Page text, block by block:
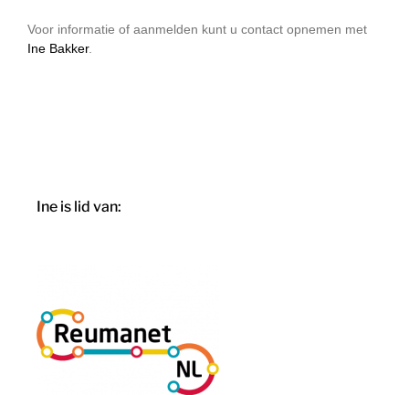
Voor informatie of aanmelden kunt u contact opnemen met
Ine Bakker.
Ine is lid van: